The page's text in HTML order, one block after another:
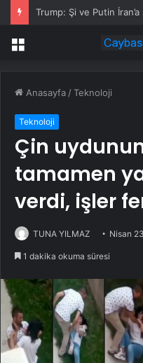
Trump: Şi ve Putin
Menü
Anasayfa /Teknoloji
Teknoloji
Çin
tamamen
verdi, işler
TUNA YILMAZ Nisan
1 dakika okuma süresi